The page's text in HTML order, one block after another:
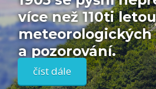
více než 110ti
meteorologických
a pozorování.
číst dále